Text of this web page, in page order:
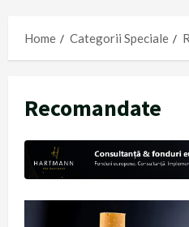
Home
Categorii Speciale
Recomandate